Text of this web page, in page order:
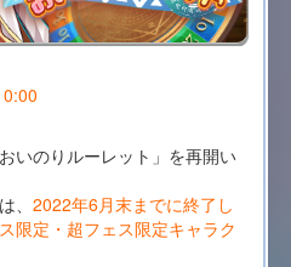
いのりルーレット」を再開い
、 2022年6月末までに終了し
限定・超フェス限定キャラク